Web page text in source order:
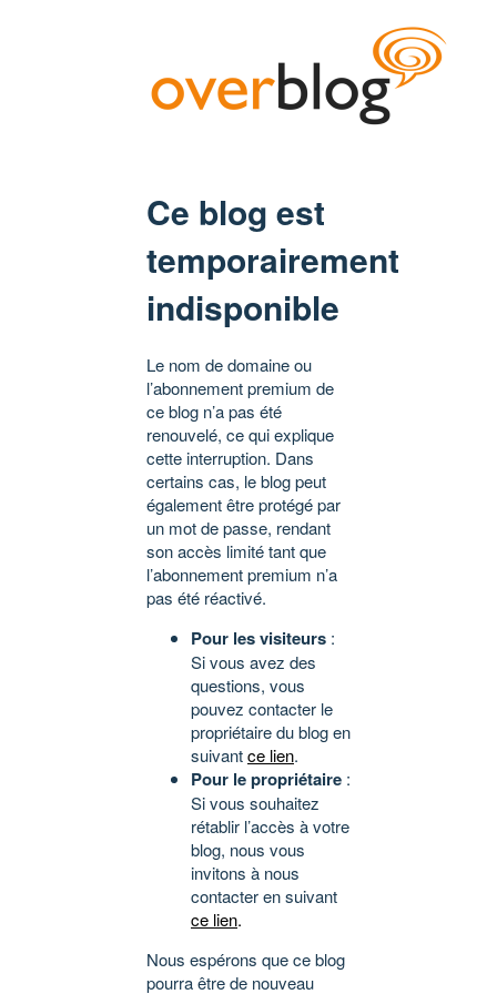
Ce blog est
temporairement
indisponible
Le nom de domaine ou
l’abonnement premium de
ce blog n’a pas été
renouvelé, ce qui explique
cette interruption. Dans
certains cas, le blog peut
également être protégé par
un mot de passe, rendant
son accès limité tant que
l’abonnement premium n’a
pas été réactivé.
Pour les visiteurs :
Si vous avez des
questions, vous
pouvez contacter le
propriétaire du blog en
suivantce lien.
Pour le propriétaire :
Si vous souhaitez
rétablir l’accès à votre
blog, nous vous
invitons à nous
contacter en suivant
ce lien.
Nous espérons que ce blog
pourra être de nouveau